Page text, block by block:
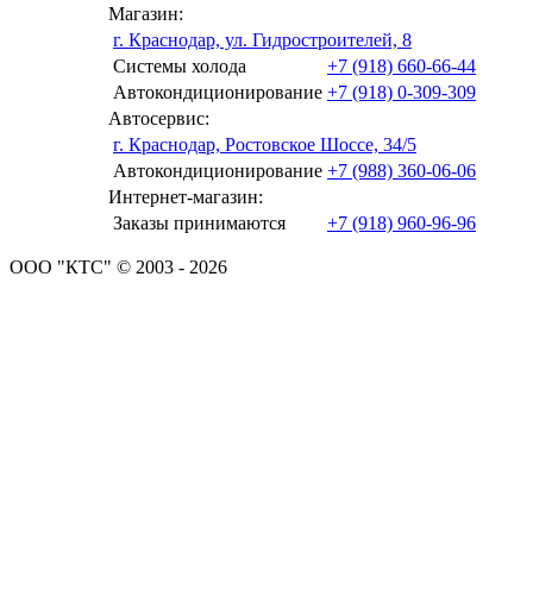
Магазин:
г. Краснодар, ул. Гидростроителей, 8
Системы холода
+7 (918) 660-66-44
Автокондиционирование +7 (918) 0-309-309
Автосервис:
г. Краснодар, Ростовское Шоссе, 34/5
Автокондиционирование +7 (988) 360-06-06
Интернет-магазин:
Заказы принимаются
+7 (918) 960-96-96
ООО "КТС" © 2003 - 2026